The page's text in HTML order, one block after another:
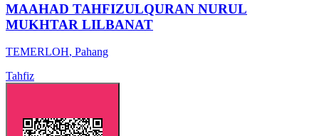
MAAHAD TAHFIZULQURAN NURUL
MUKHTAR LILBANAT
TEMERLOH, Pahang
Tahfiz